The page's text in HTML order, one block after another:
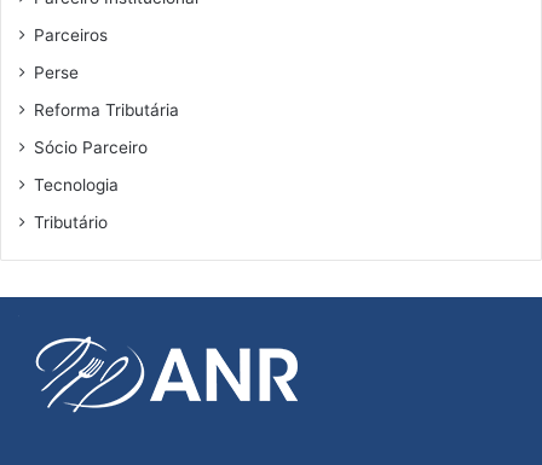
Parceiros
Perse
Reforma Tributária
Sócio Parceiro
Tecnologia
Tributário